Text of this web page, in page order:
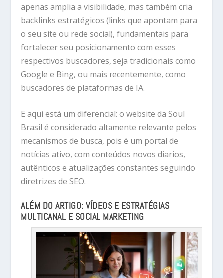
apenas amplia a visibilidade, mas também cria
backlinks estratégicos (links que apontam para
o seu site ou rede social), fundamentais para
fortalecer seu posicionamento com esses
respectivos buscadores, seja tradicionais como
Google e Bing, ou mais recentemente, como
buscadores de plataformas de IA.
E aqui está um diferencial: o website daSoul
Brasil é consideradoaltamente relevante pelos
mecanismos de busca, pois é um portal de
notícias ativo, com conteúdos novos diarios,
autênticos e atualizações constantes seguindo
diretrizes de SEO.
ALÉM DO ARTIGO: VÍDEOS E ESTRATÉGIAS
MULTICANAL E SOCIAL MARKETING